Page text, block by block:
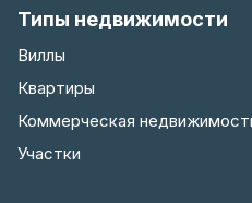
Типы недвижимости
Виллы
Квартиры
Коммерческая
Участки